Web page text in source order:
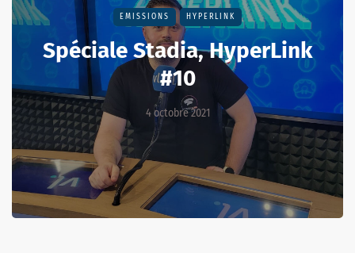
EMISSIONS HYPERLINK
Spéciale Stadia, HyperLink
#10
4 octobre 2021